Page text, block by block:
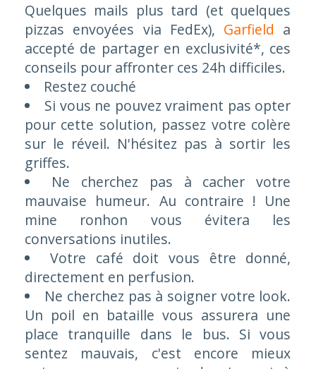
Quelques mails plus tard (et quelques
pizzas envoyées via FedEx), Garfield a
accepté de partager en exclusivité*, ces
conseils pour affronter ces 24h difficiles.
Restez couché
Si vous ne pouvez vraiment pas opter
pour cette solution, passez votre colère
sur le réveil. N'hésitez pas à sortir les
griffes.
Ne cherchez pas à cacher votre
mauvaise humeur. Au contraire ! Une
mine ronhon vous évitera les
conversations inutiles.
Votre café doit vous être donné,
directement en perfusion.
Ne cherchez pas à soigner votre look.
Un poil en bataille vous assurera une
place tranquille dans le bus. Si vous
sentez mauvais, c'est encore mieux